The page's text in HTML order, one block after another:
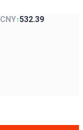
CNY↑532.39